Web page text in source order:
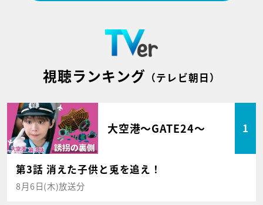
視聴ランキング （テレビ朝日）
大空港～GATE24～ 1
第3話 消えた子供と兎を追え！
8月6日(木)放送分